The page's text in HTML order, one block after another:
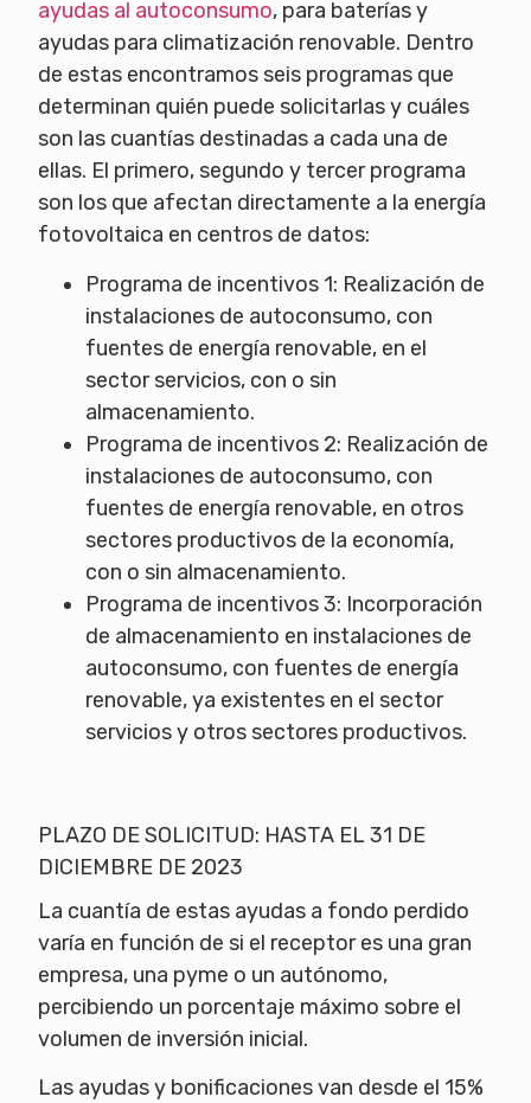
ayudas al autoconsumo, para baterías y
ayudas para climatización renovable. Dentro
de estas encontramos seis programas que
determinan quién puede solicitarlas y cuáles
son las cuantías destinadas a cada una de
ellas. El primero, segundo y tercer programa
son los que afectan directamente a la energía
fotovoltaica en centros de datos:
Programa de incentivos 1: Realización de
instalaciones de autoconsumo, con
fuentes de energía renovable, en el
sector servicios, con o sin
almacenamiento.
Programa de incentivos 2: Realización de
instalaciones de autoconsumo, con
fuentes de energía renovable, en otros
sectores productivos de la economía,
con o sin almacenamiento.
Programa de incentivos 3: Incorporación
de almacenamiento en instalaciones de
autoconsumo, con fuentes de energía
renovable, ya existentes en el sector
servicios y otros sectores productivos.
PLAZO DE SOLICITUD: HASTA EL 31 DE
DICIEMBRE DE 2023
La cuantía de estas ayudas a fondo perdido
varía en función de si el receptor es una gran
empresa, una pyme o un autónomo,
percibiendo un porcentaje máximo sobre el
volumen de inversión inicial.
Las ayudas y bonificaciones van desde el 15%